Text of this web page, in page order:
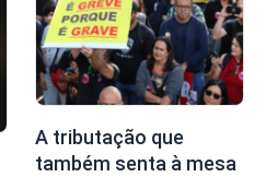
A tributação que
também senta à mesa